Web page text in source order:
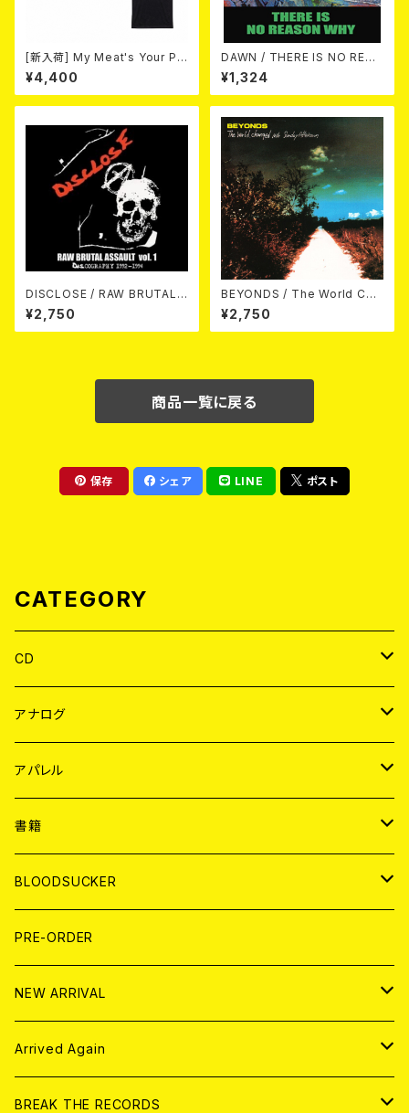
[新入荷] My Meat's Your Po
ison -あんたにゃ毒でもオイラ
にゃ薬- / BLACK T-shirt (S
～XL)
¥4,400
DAWN / THERE IS NO REAS
¥1,324
DISCLOSE / RAW BRUTAL
ASSAULT Vol.1 : DISCOGRA
PHY 1992-1994 (2CD)
¥2,750
BEYONDS / The World Cha
nged Into Sunday Afternoo
n 10"＋CD＋DVD
¥2,750
商品一覧に戻る
保存 シェア LINE ポスト
CATEGORY
CD
JAPAN
WORLD
アナログ
JAPAN
７EP
LP
WORLD
7EP
LP
アパレル
JAPAN
T-shirt
HOOD
WORLD
T-shirt
HOOD
書籍
MAGAZINE
BOLLOCKS
EL ZINE
写真集 (PHOTOBOOK)
BLOODSUCKER
CD
アナログ
アパレル
書籍
PRE-ORDER
NEW ARRIVAL
CD
アナログ
Arrived Again
CD
BREAK THE RECORDS